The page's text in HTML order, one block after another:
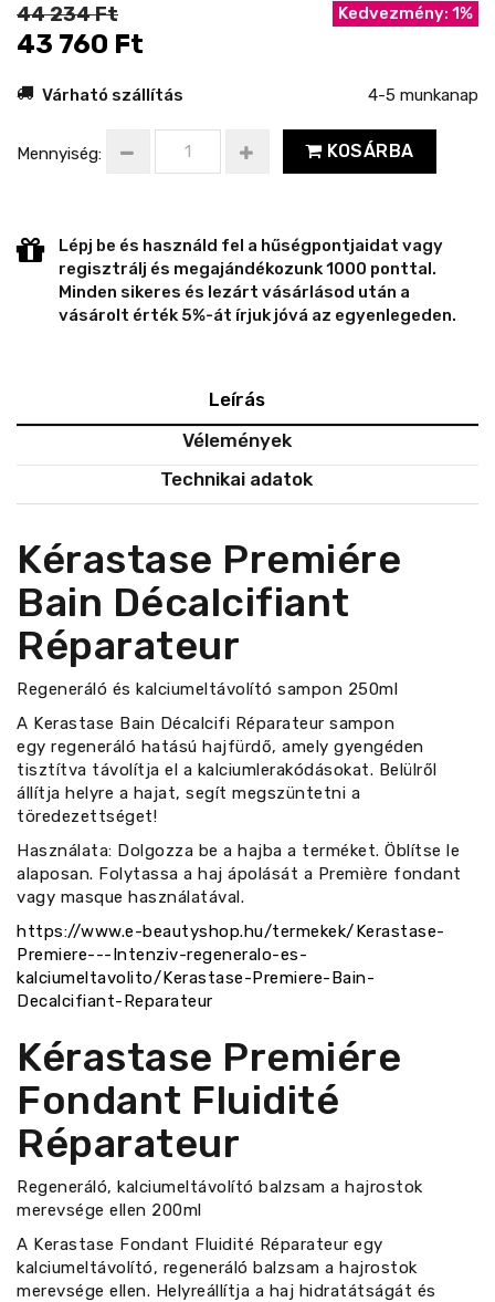
44 234 Ft
43 760 Ft
Kedvezmény: 1%
Várható szállítás 4-5 munkanap
Mennyiség: KOSÁRBA
Lépj be és használd fel a hűségpontjaidat vagy
regisztrálj és megajándékozunk 1000 ponttal.
Minden sikeres és lezárt vásárlásod után a
vásárolt érték 5%-át írjuk jóvá az egyenlegeden.
Leírás
Vélemények
Technikai adatok
Kérastase Premiére
Bain Décalcifiant
Réparateur
Regeneráló és kalciumeltávolító sampon 250ml
A Kerastase Bain Décalcifi Réparateur sampon
egy regeneráló hatású hajfürdő, amely gyengéden
tisztítva távolítja el a kalciumlerakódásokat. Belülről
állítja helyre a hajat, segít megszüntetni a
töredezettséget!
Használata: Dolgozza be a hajba a terméket. Öblítse le
alaposan. Folytassa a haj ápolását a Première fondant
vagy masque használatával.
https://www.e-beautyshop.hu/termekek/Kerastase-
Premiere---Intenziv-regeneralo-es-
kalciumeltavolito/Kerastase-Premiere-Bain-
Decalcifiant-Reparateur
Kérastase Premiére
Fondant Fluidité
Réparateur
Regeneráló, kalciumeltávolító balzsam a hajrostok
merevsége ellen 200ml
A Kerastase Fondant Fluidité Réparateur egy
kalciumeltávolító, regeneráló balzsam a hajrostok
merevsége ellen. Helyreállítja a haj hidratátságát és